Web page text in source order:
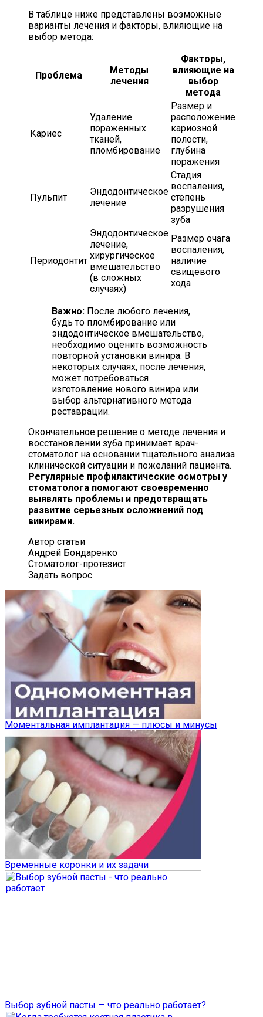
В таблице ниже представлены возможные
варианты лечения и факторы, влияющие на
выбор метода:
Проблема
Методы
лечения
Факторы,
влияющие на
выбор
метода
Кариес
Удаление
пораженных
тканей,
пломбирование
Размер и
расположение
кариозной
полости,
глубина
поражения
Пульпит
Эндодонтическое
лечение
Стадия
воспаления,
степень
разрушения
зуба
Периодонтит
Эндодонтическое
лечение,
хирургическое
вмешательство
(в сложных
случаях)
Размер очага
воспаления,
наличие
свищевого
хода
Важно: После любого лечения,
будь то пломбирование или
эндодонтическое вмешательство,
необходимо оценить возможность
повторной установки винира. В
некоторых случаях, после лечения,
может потребоваться
изготовление нового винира или
выбор альтернативного метода
реставрации.
Окончательное решение о методе лечения и
восстановлении зуба принимает врач-
стоматолог на основании тщательного анализа
клинической ситуации и пожеланий пациента.
Регулярные профилактические осмотры у
стоматолога помогают своевременно
выявлять проблемы и предотвращать
развитие серьезных осложнений под
винирами.
Автор статьи
Андрей Бондаренко
Стоматолог-протезист
Задать вопрос
Моментальная имплантация — плюсы и минусы
Временные коронки и их задачи
Выбор зубной пасты — что реально работает?